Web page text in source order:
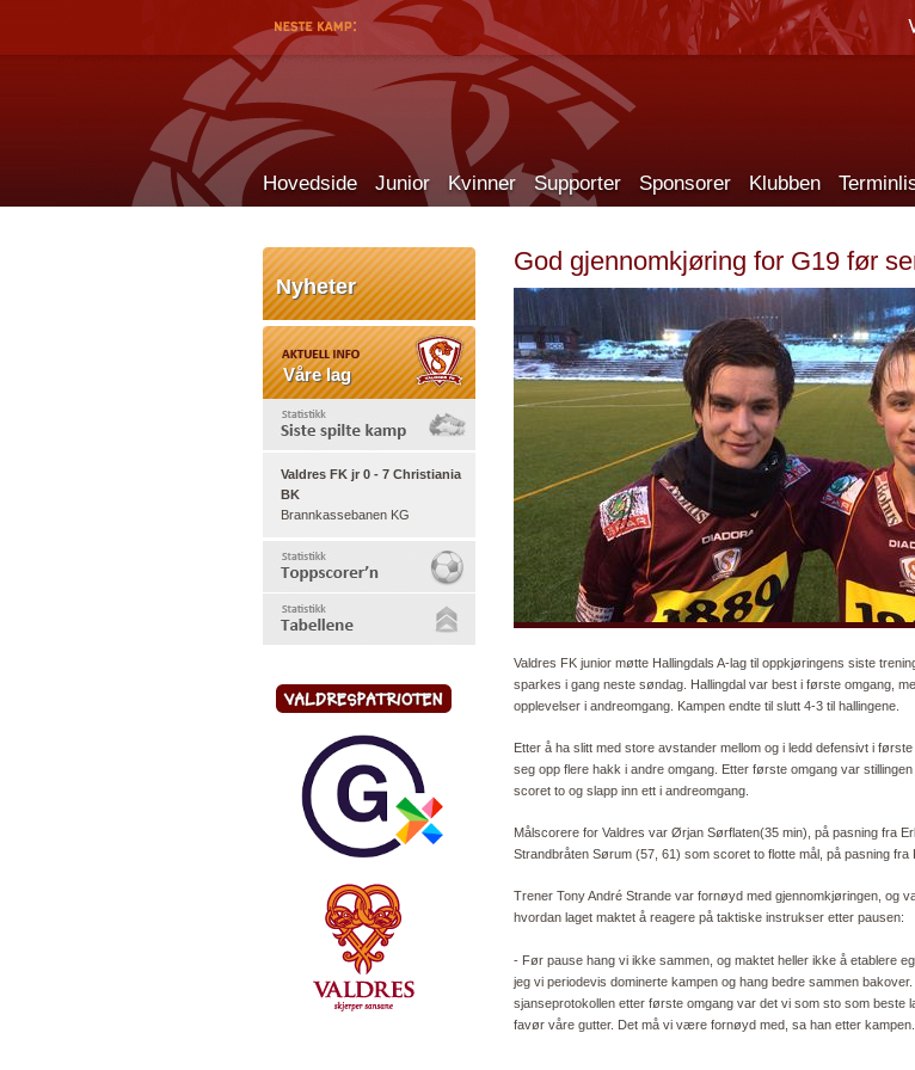
Hovedside Junior Kvinner Supporter Sponsorer Klubben
Nyheter
Våre lag
Valdres FK jr 0 - 7 Christiania
BK
Brannkassebanen KG
God gjennomkjøring for G19 før
Valdres FK junior møtte Hallingdals A-lag til oppkjøringens siste
sparkes i gang neste søndag. Hallingdal var best i første omgang,
opplevelser i andreomgang. Kampen endte til slutt 4-3 til hallingene.
Etter å ha slitt med store avstander mellom og i ledd defensivt i
seg opp flere hakk i andre omgang. Etter første omgang var
scoret to og slapp inn ett i andreomgang.
Målscorere for Valdres var Ørjan Sørflaten(35 min), på pasning fra
Strandbråten Sørum (57, 61) som scoret to flotte mål, på pasning fra
Trener Tony André Strande var fornøyd med gjennomkjøringen, og
hvordan laget maktet å reagere på taktiske instrukser etter pausen:
- Før pause hang vi ikke sammen, og maktet heller ikke å etablere
jeg vi periodevis dominerte kampen og hang bedre sammen
sjanseprotokollen etter første omgang var det vi som sto som beste
favør våre gutter. Det må vi være fornøyd med, sa han etter kampen.